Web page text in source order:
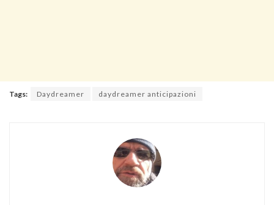
Tags: Daydreamer daydreamer anticipazioni